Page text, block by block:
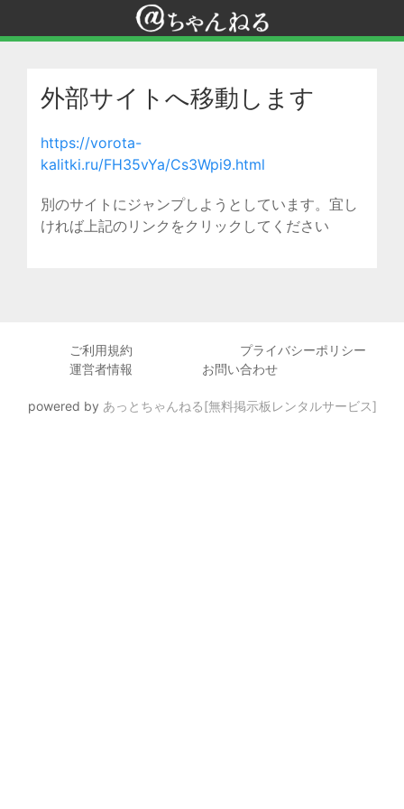
外部サイトへ移動します
https://vorota-
kalitki.ru/FH35vYa/Cs3Wpi9.html
別のサイトにジャンプしようとしています。宜し
ければ上記のリンクをクリックしてください
ご利用規約
プライバシーポリシー
運営者情報
お問い合わせ
powered by あっとちゃんねる[無料掲示板レンタルサービス]